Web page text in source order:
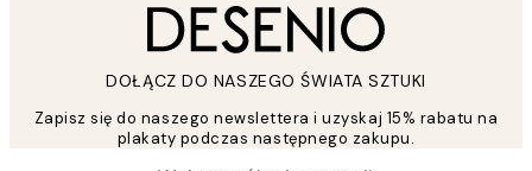
DOŁĄCZ DO NASZEGO ŚWIATA SZTUKI
Zapisz się do naszego newslettera i uzyskaj 15% rabatu na
plakaty podczas następnego zakupu.